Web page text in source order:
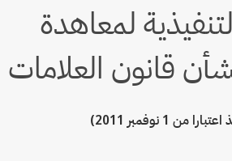
لمعاهدة
قانون العلامات
من 1 نوفمبر 2011)